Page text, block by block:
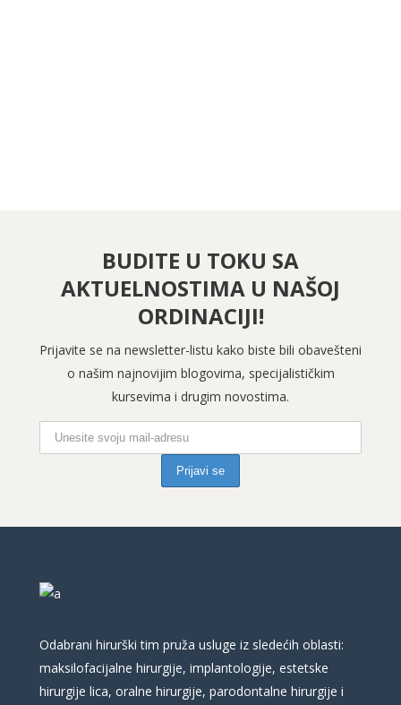
BUDITE U TOKU SA
AKTUELNOSTIMA U NAŠOJ
ORDINACIJI!
Prijavite se na newsletter-listu kako biste bili obavešteni
o našim najnovijim blogovima, specijalističkim
kursevima i drugim novostima.
Odabrani hirurški tim pruža usluge iz sledećih oblasti:
maksilofacijalne hirurgije, implantologije, estetske
hirurgije lica, oralne hirurgije, parodontalne hirurgije i